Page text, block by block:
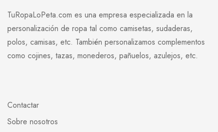
TuRopaLoPeta.com es una empresa especializada en la
personalización de ropa tal como camisetas, sudaderas,
polos, camisas, etc. También personalizamos complementos
como cojines, tazas, monederos, pañuelos, azulejos, etc.
Contactar
Sobre nosotros